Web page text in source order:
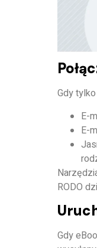
Gdy
E-
E-
RODO
Gdy